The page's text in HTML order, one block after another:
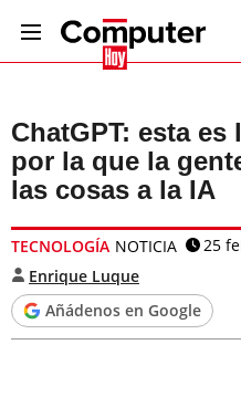
ChatGPT: esta
por la que la
las cosas a la IA
TECNOLOGÍA NOTICIA
25
Enrique Luque
Añádenos en Google